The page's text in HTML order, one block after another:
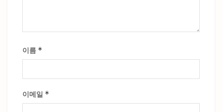
이름 *
이메일 *